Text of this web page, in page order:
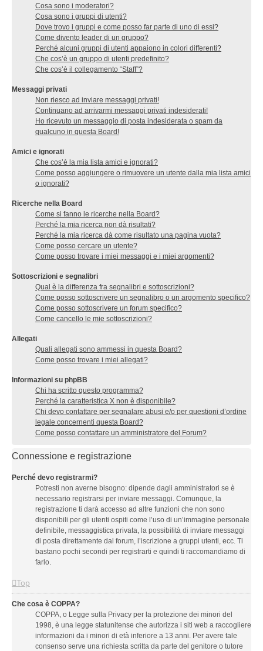
Cosa sono i moderatori?
Cosa sono i gruppi di utenti?
Dove trovo i gruppi e come posso far parte di uno di essi?
Come divento leader di un gruppo?
Perché alcuni gruppi di utenti appaiono in colori differenti?
Che cos’è un gruppo di utenti predefinito?
Che cos’è il collegamento “Staff”?
Messaggi privati
Non riesco ad inviare messaggi privati!
Continuano ad arrivarmi messaggi privati indesiderati!
Ho ricevuto un messaggio di posta indesiderata o spam da
qualcuno in questa Board!
Amici e ignorati
Che cos’è la mia lista amici e ignorati?
Come posso aggiungere o rimuovere un utente dalla mia lista amici
o ignorati?
Ricerche nella Board
Come si fanno le ricerche nella Board?
Perché la mia ricerca non dà risultati?
Perché la mia ricerca dà come risultato una pagina vuota?
Come posso cercare un utente?
Come posso trovare i miei messaggi e i miei argomenti?
Sottoscrizioni e segnalibri
Qual è la differenza fra segnalibri e sottoscrizioni?
Come posso sottoscrivere un segnalibro o un argomento specifico?
Come posso sottoscrivere un forum specifico?
Come cancello le mie sottoscrizioni?
Allegati
Quali allegati sono ammessi in questa Board?
Come posso trovare i miei allegati?
Informazioni su phpBB
Chi ha scritto questo programma?
Perché la caratteristica X non è disponibile?
Chi devo contattare per segnalare abusi e/o per questioni d’ordine
legale concernenti questa Board?
Come posso contattare un amministratore del Forum?
Connessione e registrazione
Perché devo registrarmi?
Potresti non averne bisogno: dipende dagli amministratori se è
necessario registrarsi per inviare messaggi. Comunque, la
registrazione ti darà accesso ad altre funzioni che non sono
disponibili per gli utenti ospiti come l’uso di un’immagine personale
definibile, messaggistica privata, la possibilità di inviare messaggi
di posta direttamente dal forum, l’iscrizione a gruppi utenti, ecc. Ti
bastano pochi secondi per registrarti e quindi ti raccomandiamo di
farlo.
Top
Che cosa è COPPA?
COPPA, o Legge sulla Privacy per la protezione dei minori del
1998, è una legge statunitense che autorizza i siti web a raccogliere
informazioni da i minori di età inferiore a 13 anni. Per avere tale
consenso serve una richiesta scritta da parte del genitore o tutore